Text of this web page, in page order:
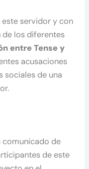
servidor y con
de los diferentes
entre Tense y
acusaciones
sociales de una
comunicado de
de este